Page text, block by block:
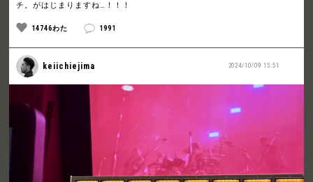
チ。がはじまりますね…！！！
14746わた 1991
2024/10/09 15:51
keiichiejima